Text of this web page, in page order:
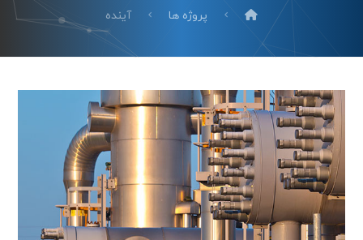
پروژه ها آینده